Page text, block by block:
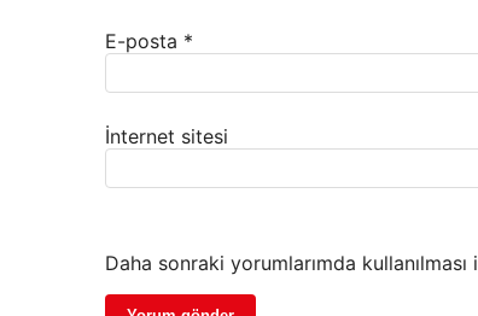
E-posta *
İnternet sitesi
Daha sonraki yorumlarımda